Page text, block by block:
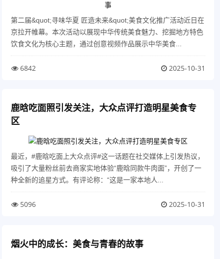
第二届&quot;寻味华夏 匠造未来&quot;美食文化推广活动近日在
京拉开帷幕。本次活动以展现中华传统美食魅力、挖掘地方特色
饮食文化为核心主题，通过创意视频作品展示中华美食...
6842 2025-10-31
鹿晗吃面照引发关注，大众点评打造明星美食专
区
最近，#鹿晗吃面上大众点评#这一话题在社交媒体上引发热议，
吸引了大量粉丝前去商家实地体验“鹿晗同款牛肉面”，开创了一
种全新的追星方式。有评论称：“这是一家本地人...
5096 2025-10-31
烟火中的成长：美食与青春的故事